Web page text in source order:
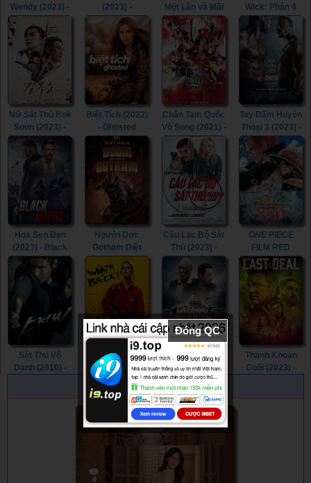
Wendy (2023) -
Peter Pan &
Wendy (2023)
(2023) -
Mother's Day
(2023)
Một Lần và Mãi
Mãi (2023) -
Mighty Morphin
Power Rangers:
Once & Always
(2023)
Wick: Phần 4
(2023) - John
Wick: Chapter 4
Nữ Sát Thủ Bok
Soon (2023) -
(2023)
Biệt Tích (2023)
- Ghosted
(2023)
Chân Tam Quốc
Vô Song (2021) -
Dynasty
Warriors (2021)
Tay Đấm Huyền
Thoại 3 (2023) -
Creed III (2023)
Hoa Sen Đen
(2023) - Black
Lotus (2023)
Người Dơi:
Gotham Diệt
Vong (2023) -
Batman: The
Doom That
Came to
Gotham (2023)
Câu Lạc Bộ Sát
Thủ (2023) -
Assassin Club
(2023)
ONE PIECE
FILM RED
(2022) - ONE
PIECE FILM
RED (2022)
Sát Thủ Vô
Danh (2010) -
Cơn Thịnh Nộ
Của Becky
(2023) - The
Wrath of Becky
(2023)
Nghi Thức Tử
Thần (2023) -
The Ritual Killer
(2023)
Thanh Khoản
Cuối (2023) -
PHIM NGẪU NHIÊN
Đóng QC